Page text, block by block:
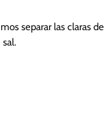
separar las claras de